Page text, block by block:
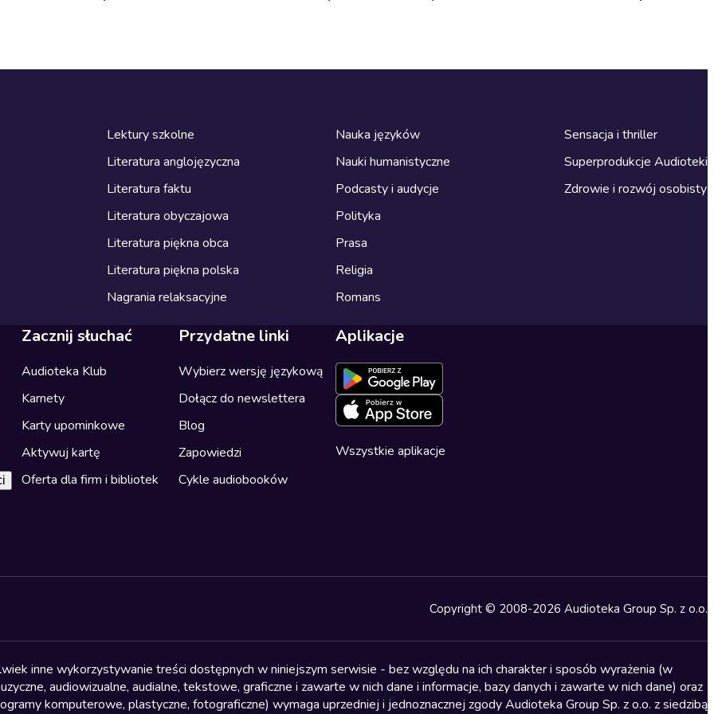
Lektury szkolne
Literatura anglojęzyczna
Literatura faktu
Literatura obyczajowa
Literatura piękna obca
Literatura piękna polska
Nagrania relaksacyjne
Nauka języków
Nauki humanistyczne
Podcasty i audycje
Polityka
Prasa
Religia
Romans
Sensacja i thriller
Superprodukcje Audioteki
Zdrowie i rozwój osobisty
Zacznij słuchać
Audioteka Klub
Karnety
Karty upominkowe
Aktywuj kartę
Oferta dla firm i bibliotek
Przydatne linki
Wybierz wersję językową
Dołącz do newslettera
Blog
Zapowiedzi
Cykle audiobooków
Aplikacje
Wszystkie aplikacje
Copyright © 2008-2026 Audioteka Group Sp. z o.o.
inne wykorzystywanie treści dostępnych w niniejszym serwisie - bez względu na ich charakter i sposób wyrażenia (w
audiowizualne, audialne, tekstowe, graficzne i zawarte w nich dane i informacje, bazy danych i zawarte w nich dane) oraz
komputerowe, plastyczne, fotograficzne) wymaga uprzedniej i jednoznacznej zgody Audioteka Group Sp. z o.o. z siedzibą